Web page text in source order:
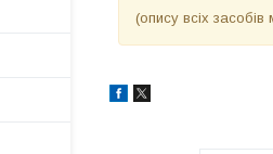
(опису всіх